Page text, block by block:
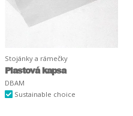
Stojánky a rámečky
Plastová kapsa
DBAM
Sustainable choice